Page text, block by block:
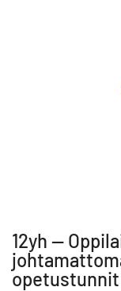
12yh --
opetustunnit